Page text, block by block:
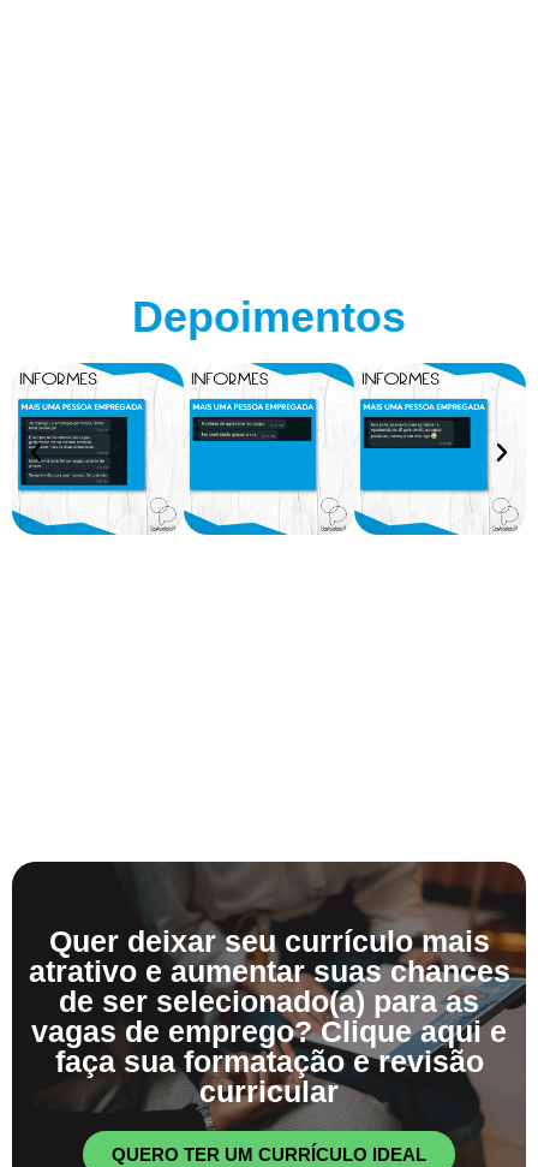
Depoimentos
Quer deixar seu currículo mais
atrativo e aumentar suas chances
de ser selecionado(a) para as
vagas de emprego? Clique aqui e
faça sua formatação e revisão
curricular
QUERO TER UM CURRÍCULO IDEAL